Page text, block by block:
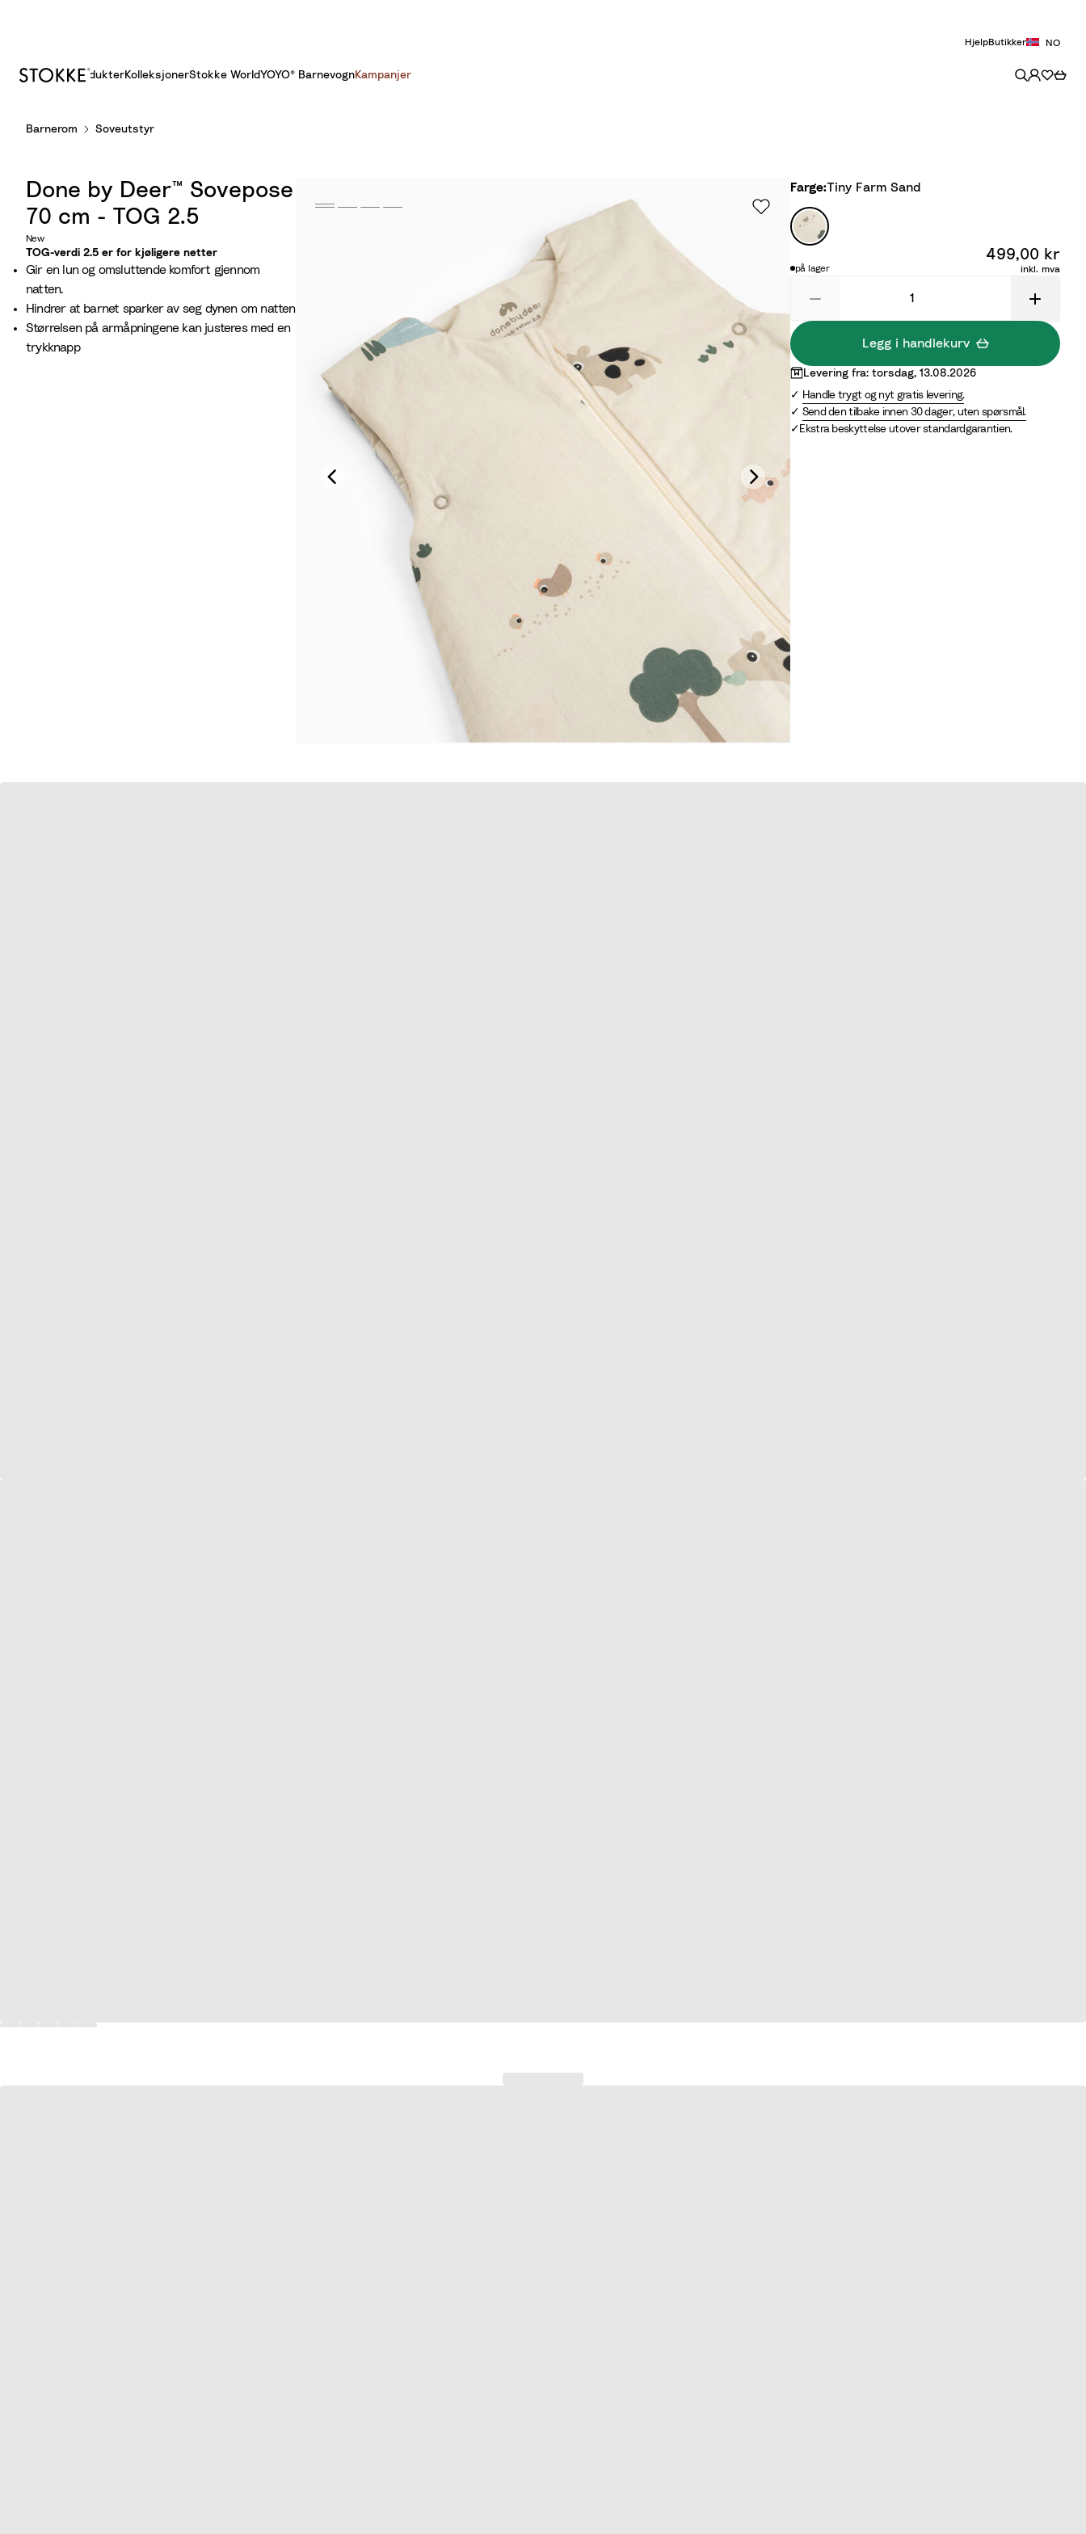
HjelpButikker NO
ProdukterKolleksjonerStokke WorldYOYO® BarnevognKampanjer
Barnerom Soveutstyr
Done by Deer™ Sovepose
70 cm - TOG 2.5
New
TOG-verdi 2.5 er for kjøligere netter
Gir en lun og omsluttende komfort gjennom
natten.
Hindrer at barnet sparker av seg dynen om natten
Størrelsen på armåpningene kan justeres med en
trykknapp
Farge
Farge:Tiny Farm Sand
T
i
y
a
r
m
S
a
n
d
på lager
499,00 kr
inkl. mva
Legg i handlekurv
Levering fra: torsdag, 13.08.2026
Handle trygt og nyt gratis levering.
Send den tilbake innen 30 dager, uten spørsmål.
Ekstra beskyttelse utover standardgarantien.